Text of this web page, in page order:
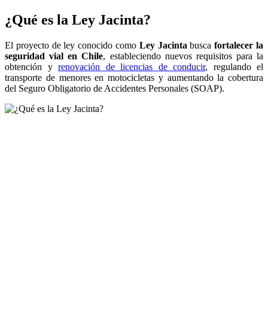
¿Qué es la Ley Jacinta?
El proyecto de ley conocido como Ley Jacinta busca fortalecer la
seguridad vial en Chile, estableciendo nuevos requisitos para la
obtención y renovación de licencias de conducir, regulando el
transporte de menores en motocicletas y aumentando la cobertura
del Seguro Obligatorio de Accidentes Personales (SOAP).